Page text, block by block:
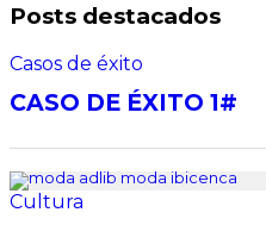
Posts destacados
Casos de éxito
CASO DE ÉXITO 1#
Cultura